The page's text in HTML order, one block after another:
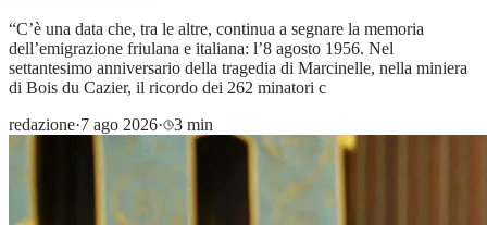
“C’è una data che, tra le altre, continua a segnare la memoria
dell’emigrazione friulana e italiana: l’8 agosto 1956. Nel
settantesimo anniversario della tragedia di Marcinelle, nella miniera
di Bois du Cazier, il ricordo dei 262 minatori c
redazione·7 ago 2026· 3 min